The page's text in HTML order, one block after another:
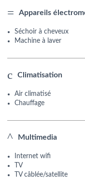
Appareils
Séchoir à cheveux
Machine à laver
Climatisation
Air climatisé
Chauffage
Multimedia
Internet wifi
TV
TV câblée/satellite